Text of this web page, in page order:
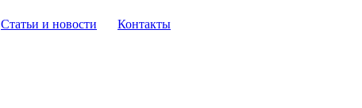
Статьи и новости
Контакты